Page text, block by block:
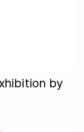
by